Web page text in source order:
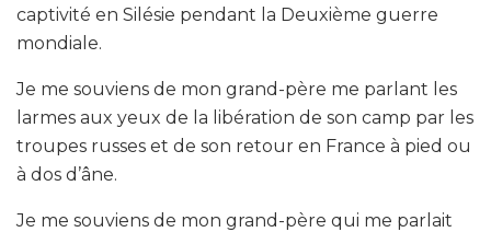
captivité en Silésie pendant la Deuxième guerre
mondiale.
Je me souviens de mon grand-père me parlant les
larmes aux yeux de la libération de son camp par les
troupes russes et de son retour en France à pied ou
à dos d’âne.
Je me souviens de mon grand-père qui me parlait